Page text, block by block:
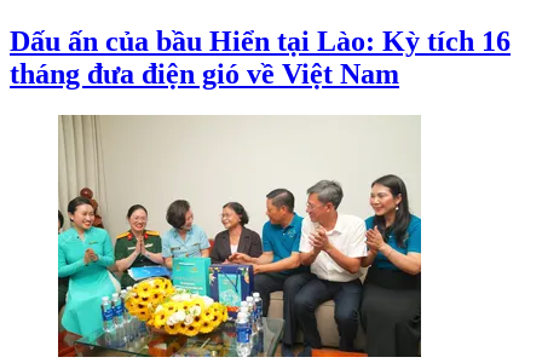
Dấu ấn của bầu Hiển tại Lào: Kỳ tích 16
tháng đưa điện gió về Việt Nam